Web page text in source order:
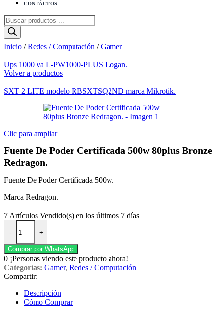
CONTÁCTOS
Búsqueda
de
productos
Inicio / Redes / Computación / Gamer
Ups 1000 va L-PW1000-PLUS Logan.
Volver a productos
SXT 2 LITE modelo RBSXTSQ2ND marca Mikrotik.
Clic para ampliar
Fuente De Poder Certificada 500w 80plus Bronze
Redragon.
Fuente De Poder Certificada 500w.
Marca Redragon.
7 Artículos Vendido(s) en los últimos 7 días
-
Fuente De Poder Certificada 500w 80plus Bronze Redragon.
+
Comprar por WhatsApp
0 ¡Personas viendo este producto ahora!
Categorías: Gamer, Redes / Computación
Compartir:
Descripción
Cómo Comprar